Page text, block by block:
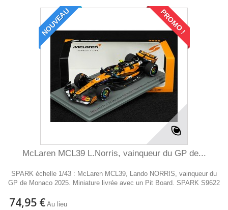
NOUVEAU PROMO !
McLaren MCL39 L.Norris, vainqueur du GP de...
SPARK échelle 1/43 : McLaren MCL39, Lando NORRIS, vainqueur du
GP de Monaco 2025. Miniature livrée avec un Pit Board. SPARK S9622
74,95 € Au lieu